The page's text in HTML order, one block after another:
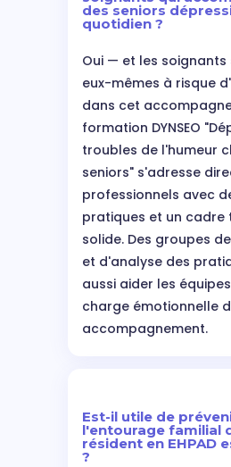
des seniors
quotidien ?
Oui — et les
eux-mêmes à risque
dans cet
formation DYNSEO
troubles de l'humeur
seniors" s'adresse
professionnels avec
pratiques et un cadre
solide. Des groupes
et d'analyse des
aussi aider les
charge émotionnelle
accompagnement.
Est-il utile de
l'entourage familial
résident en EHPAD
?